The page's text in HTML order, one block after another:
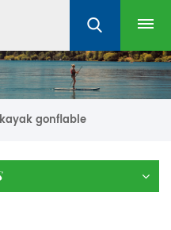
gonflable